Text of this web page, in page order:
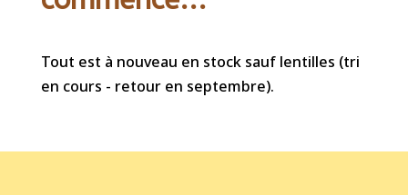
Tout est à nouveau en stock sauf lentilles (tri
en cours - retour en septembre).